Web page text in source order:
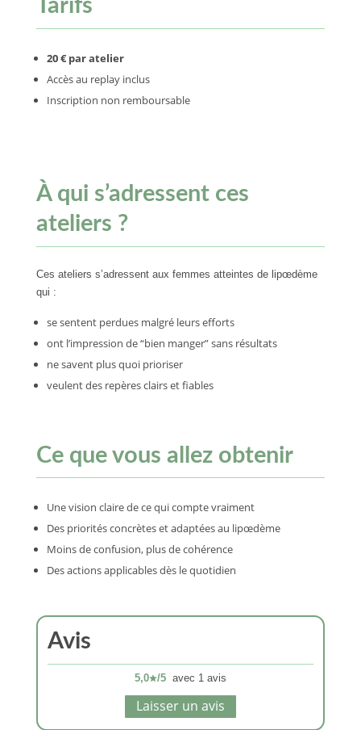
Tarifs
20 € par atelier
Accès au replay inclus
Inscription non remboursable
À qui s’adressent ces
ateliers ?
Ces ateliers s’adressent aux femmes atteintes de lipœdème
qui :
se sentent perdues malgré leurs efforts
ont l’impression de “bien manger” sans résultats
ne savent plus quoi prioriser
veulent des repères clairs et fiables
Ce que vous allez obtenir
Une vision claire de ce qui compte vraiment
Des priorités concrètes et adaptées au lipœdème
Moins de confusion, plus de cohérence
Des actions applicables dès le quotidien
Avis
5,0 /5 avec 1 avis
Laisser un avis